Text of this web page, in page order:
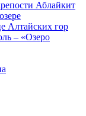
Аблайкит
Алтайских гор
– «Озеро